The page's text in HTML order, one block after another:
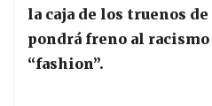
la caja de los truenos
pondrá freno al
“fashion”.